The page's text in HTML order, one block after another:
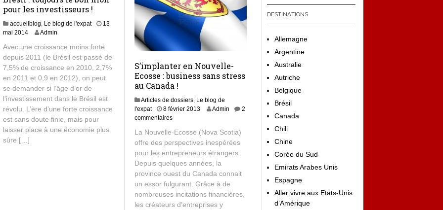
pour les investisseurs !
accueilblog, Le blog de l'expat
13
mai 20141
m
a
i
2
4
Admin
Avec une croissance moins forte
depuis 2011 (le Brésil est passé de
7,5% de croissance en 2010, 2,7%
en 2011 et 0,9 en 2012), on peut
se demander si l’âge d’or de
l’investissement dans le Brésil est
révolu. L’ère d’une forte croissance
est sans doute finie, mais pour
laisser place à une économie plus
sûre […]
S’implanter en Nouvelle-
Ecosse : business sans stress
au Canada !
Articles de dossiers Le blog de
l'expat
8 février 20138
i
l
l
e
0
1
3
Admin
2
commentaires
La Nouvelle-Ecosse (Nova Scotia)
offre des perspectives inespérées
pour les entrepreneurs étrangers.
Depuis quelques années, la
province ouest du Canada connait
un essor fulgurant. Grâce à de
nombreuses incitations financières,
les créateurs d’entreprises y
DESTINATIONS
Allemagne
Argentine
Australie
Autriche
Belgique
Brésil
Canada
Chili
Chine
Corée du Sud
Emirats Arabes Unis
Espagne
Aller vivre aux Etats-Unis
d’Amérique